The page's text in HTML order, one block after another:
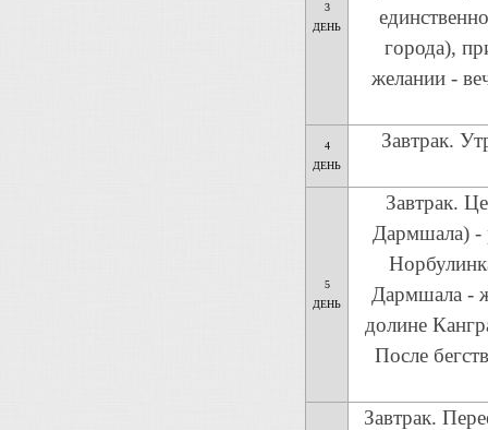
3
ДЕНЬ
города),
желании -
4
ДЕНЬ
Завтрак.
5
ДЕНЬ
Завтрак.
Дармшала) -
Дармшала -
долине
После
Завтрак.